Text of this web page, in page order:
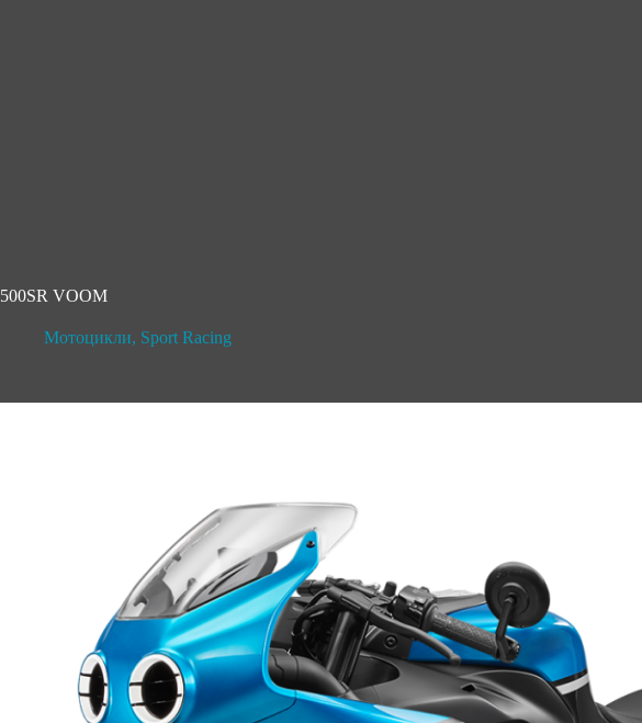
500SR VOOM
Мотоцикли, Sport Racing